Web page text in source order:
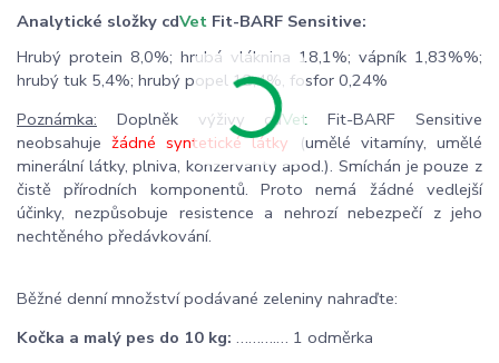
Analytické složky cdVet Fit-BARF Sensitive:
Hrubý protein 8,0%; hrubá vláknina 18,1%; vápník 1,83%%;
hrubý tuk 5,4%; hrubý popel 12,4%, fosfor 0,24%
Poznámka: Doplněk výživy cdVet Fit-BARF Sensitive
neobsahuježádné syntetické látky (umělé vitamíny, umělé
minerální látky, plniva, konzervanty apod.). Smíchán je pouze z
čistě přírodních komponentů. Proto nemá žádné vedlejší
účinky, nezpůsobuje resistence a nehrozí nebezpečí z jeho
nechtěného předávkování.
Běžné denní množství podávané zeleniny nahraďte:
Kočka a malý pes do 10 kg: ……….… 1 odměrka